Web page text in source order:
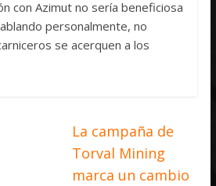
con Azimut no sería beneficiosa
personalmente, no
se acerquen a los
La campaña de
Torval Mining
marca un cambio